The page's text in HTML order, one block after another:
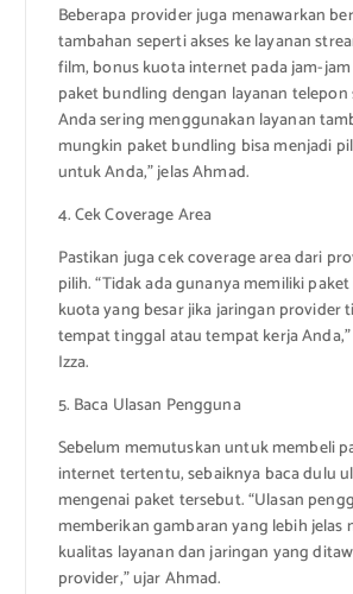
Beberapa provider juga menawarkan
tambahan seperti akses ke layanan
film, bonus kuota internet pada jam-
paket bundling dengan layanan telepon
Anda sering menggunakan layanan
mungkin paket bundling bisa menjadi
untuk Anda,” jelas Ahmad.
4. Cek Coverage Area
Pastikan juga cek coverage area dari
pilih. “Tidak ada gunanya memiliki
kuota yang besar jika jaringan provider
tempat tinggal atau tempat kerja
Izza.
5. Baca Ulasan Pengguna
Sebelum memutuskan untuk membeli
internet tertentu, sebaiknya baca dulu
mengenai paket tersebut. “Ulasan
memberikan gambaran yang lebih jelas
kualitas layanan dan jaringan yang
provider,” ujar Ahmad.